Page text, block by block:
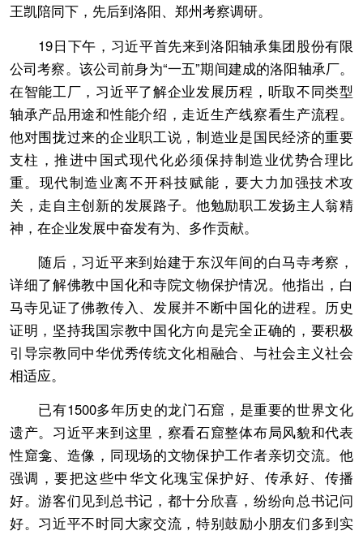
王凯陪同下，先后到洛阳、郑州考察调研。
19日下午，习近平首先来到洛阳轴承集团股份有限
公司考察。该公司前身为“一五”期间建成的洛阳轴承厂。
在智能工厂，习近平了解企业发展历程，听取不同类型
轴承产品用途和性能介绍，走近生产线察看生产流程。
他对围拢过来的企业职工说，制造业是国民经济的重要
支柱，推进中国式现代化必须保持制造业优势合理比
重。现代制造业离不开科技赋能，要大力加强技术攻
关，走自主创新的发展路子。他勉励职工发扬主人翁精
神，在企业发展中奋发有为、多作贡献。
随后，习近平来到始建于东汉年间的白马寺考察，
详细了解佛教中国化和寺院文物保护情况。他指出，白
马寺见证了佛教传入、发展并不断中国化的进程。历史
证明，坚持我国宗教中国化方向是完全正确的，要积极
引导宗教同中华优秀传统文化相融合、与社会主义社会
相适应。
已有1500多年历史的龙门石窟，是重要的世界文化
遗产。习近平来到这里，察看石窟整体布局风貌和代表
性窟龛、造像，同现场的文物保护工作者亲切交流。他
强调，要把这些中华文化瑰宝保护好、传承好、传播
好。游客们见到总书记，都十分欣喜，纷纷向总书记问
好。习近平不时同大家交流，特别鼓励小朋友们多到实